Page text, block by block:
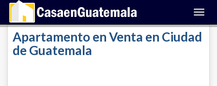
Apartamento en Venta en Ciudad
de Guatemala